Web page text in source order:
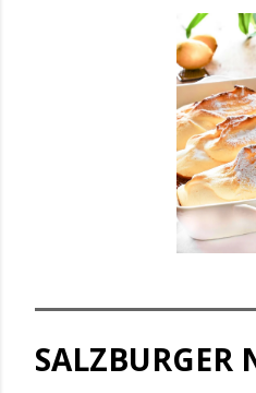
SALZBURGER